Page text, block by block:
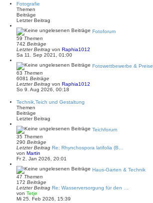
s
r
B
i
t
r
a
Fotografie
Themen
Beiträge
Letzter Beitrag
Fotoforum
59 Themen
742 Beiträge
Letzter Beitrag von Raphia1012
e
Sa 11. Sep 2021, 01:00
Fotowettbewerbe & Preise
63 Themen
6081 Beiträge
Letzter Beitrag von Raphia1012
B
r
So 9. Aug 2026, 00:18
Technik,Teich und Gestaltung
Themen
Beiträge
Letzter Beitrag
Teichforum
35 Themen
290 Beiträge
Letzter Beitrag Re: Rhynchospora latifolia (B…
von Martin
e
e
t
e
r
B
Fr 2. Jan 2026, 20:01
Haus-Garten & Technik
47 Themen
172 Beiträge
Letzter Beitrag Re: Wasserversorgung für den …
von Tetje
e
Mi 25. Feb 2026, 15:39